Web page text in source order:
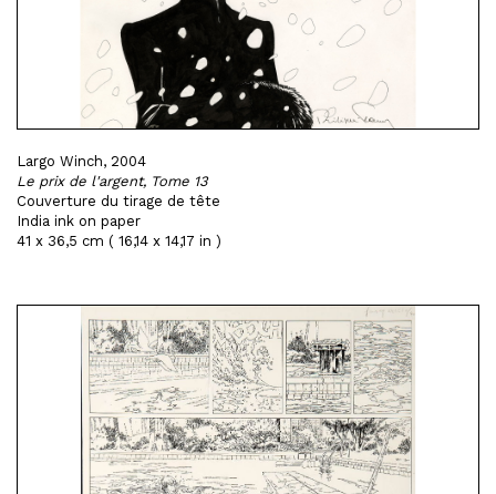
Largo Winch, 2004
Le prix de l'argent, Tome 13
Couverture du tirage de tête
India ink on paper
41 x 36,5 cm ( 16,14 x 14,17 in )